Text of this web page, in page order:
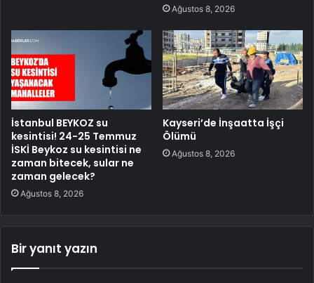
Ağustos 8, 2026
İstanbul BEYKOZ su
kesintisi! 24-25 Temmuz
İSKİ Beykoz su kesintisi ne
zaman bitecek, sular ne
zaman gelecek?
Ağustos 8, 2026
Kayseri’de İnşaatta İşçi
Ölümü
Ağustos 8, 2026
Bir yanıt yazın